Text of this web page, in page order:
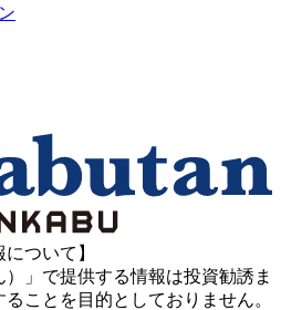
ついて】
」で提供する情報は投資勧誘ま
ことを目的としておりません。